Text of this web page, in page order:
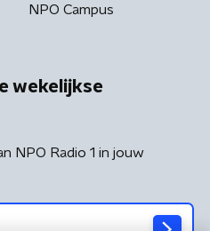
NPO Campus
wekelijkse
NPO Radio 1 in jouw